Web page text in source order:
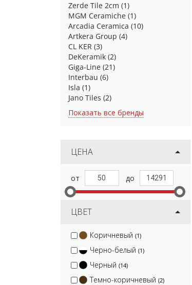
Zerde Tile 2cm (1)
MGM Ceramiche (1)
Arcadia Ceramica (10)
Artkera Group (4)
CL KER (3)
DeKeramik (2)
Giga-Line (21)
Interbau (6)
Isla (1)
Jano Tiles (2)
Показать все бренды
ЦЕНА
ЦВЕТ
Коричневый (1)
Черно-белый (1)
Черный (14)
Темно-коричневый (2)